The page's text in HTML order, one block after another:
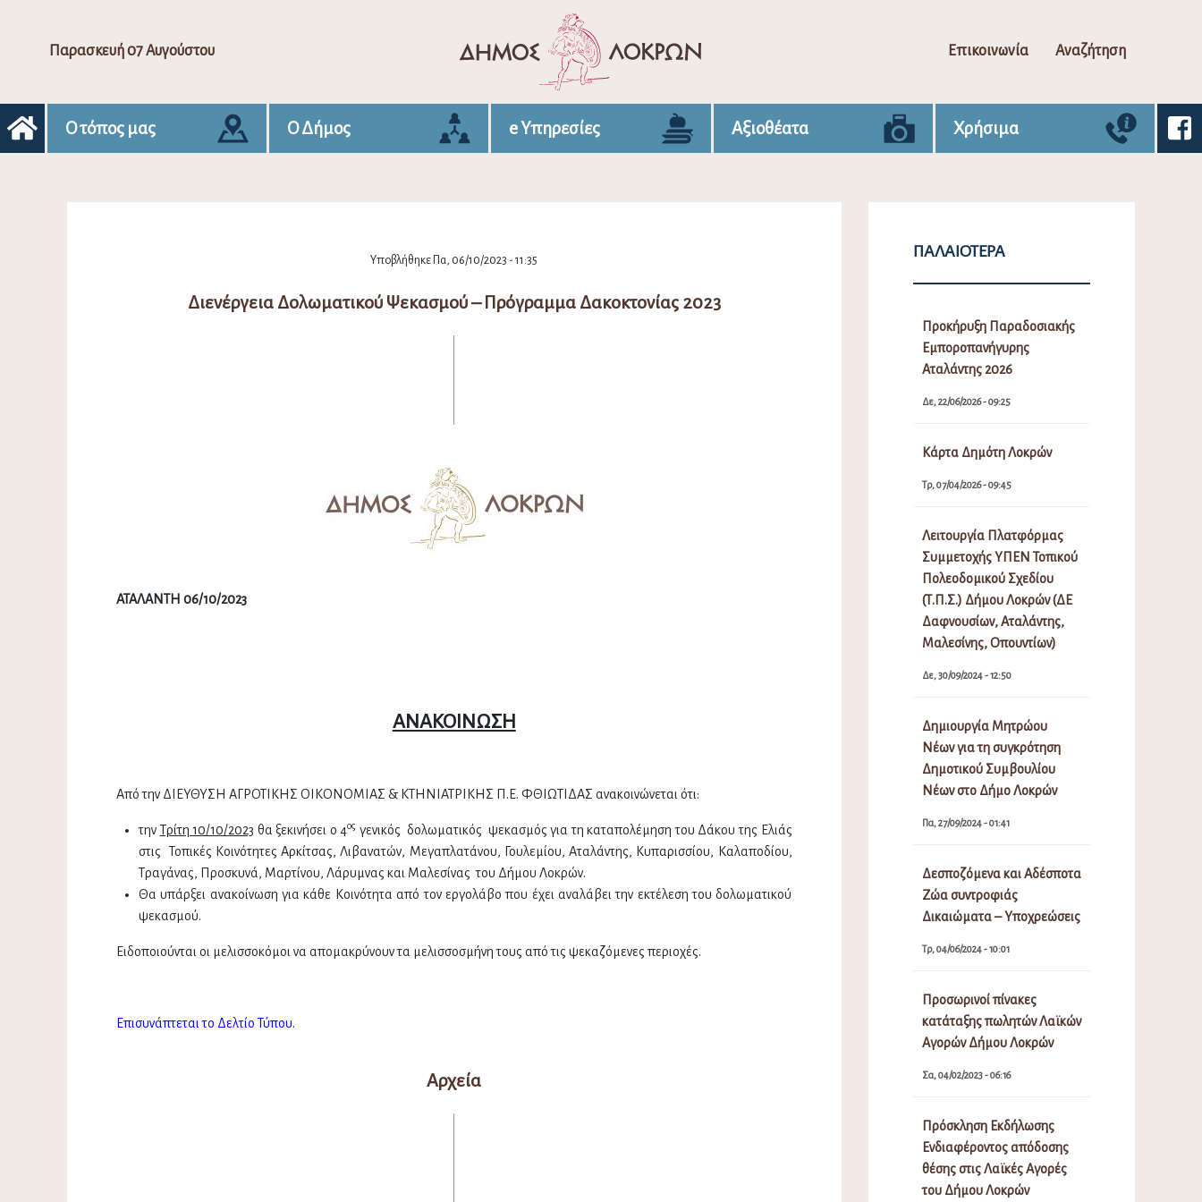
Παρασκευή 07 Αυγούστου Επικοινωνία Αναζήτηση
Ο τόπος μας Ο Δήμος e Υπηρεσίες Αξιοθέατα Χρήσιμα
Υποβλήθηκε Πα, 06/10/2023 - 11:35
Διενέργεια Δολωματικού Ψεκασμού – Πρόγραμμα Δακοκτονίας 2023
ΑΤΑΛΑΝΤΗ 06/10/2023
ΑΝΑΚΟΙΝΩΣΗ
Από την ΔΙΕΥΘΥΣΗ ΑΓΡΟΤΙΚΗΣ ΟΙΚΟΝΟΜΙΑΣ & ΚΤΗΝΙΑΤΡΙΚΗΣ Π.Ε. ΦΘΙΩΤΙΔΑΣ ανακοινώνεται ότι:
την Τρίτη 10/10/2023 θα ξεκινήσει ο 4ος γενικός δολωματικός ψεκασμός για τη καταπολέμηση του Δάκου της Ελιάς
στις Τοπικές Κοινότητες Αρκίτσας, Λιβανατών, Μεγαπλατάνου, Γουλεμίου, Αταλάντης, Κυπαρισσίου, Καλαποδίου,
Τραγάνας, Προσκυνά, Μαρτίνου, Λάρυμνας και Μαλεσίνας του Δήμου Λοκρών.
Θα υπάρξει ανακοίνωση για κάθε Κοινότητα από τον εργολάβο που έχει αναλάβει την εκτέλεση του δολωματικού
ψεκασμού.
Ειδοποιούνται οι μελισσοκόμοι να απομακρύνουν τα μελισσοσμήνη τους από τις ψεκαζόμενες περιοχές.
Επισυνάπτεται το Δελτίο Τύπου.
Αρχεία
ΠΑΛΑΙΌΤΕΡΑ
Προκήρυξη Παραδοσιακής
Εμποροπανήγυρης
Αταλάντης 2026
Δε, 22/06/2026 - 09:25
Κάρτα Δημότη Λοκρών
Τρ, 07/04/2026 - 09:45
Λειτουργία Πλατφόρμας
Συμμετοχής ΥΠΕΝ Τοπικού
Πολεοδομικού Σχεδίου
(Τ.Π.Σ.) Δήμου Λοκρών (ΔΕ
Δαφνουσίων, Αταλάντης,
Μαλεσίνης, Οπουντίων)
Δε, 30/09/2024 - 12:50
Δημιουργία Μητρώου
Νέων για τη συγκρότηση
Δημοτικού Συμβουλίου
Νέων στο Δήμο Λοκρών
Πα, 27/09/2024 - 01:41
Δεσποζόμενα και Αδέσποτα
Ζώα συντροφιάς
Δικαιώματα – Υποχρεώσεις
Τρ, 04/06/2024 - 10:01
Προσωρινοί πίνακες
κατάταξης πωλητών Λαϊκών
Αγορών Δήμου Λοκρών
Σα, 04/02/2023 - 06:16
Πρόσκληση Εκδήλωσης
Ενδιαφέροντος απόδοσης
θέσης στις Λαϊκές Αγορές
του Δήμου Λοκρών